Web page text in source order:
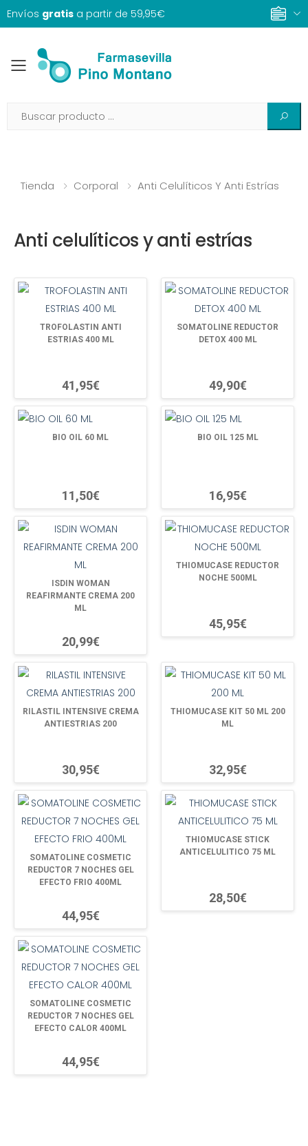
Envíos gratis a partir de 59,95€
Toggle mobile menu
Tienda Corporal Anti Celulíticos Y Anti Estrías
Anti celulíticos y anti estrías
TROFOLASTIN ANTI
ESTRIAS 400 ML
41,95€
SOMATOLINE REDUCTOR
DETOX 400 ML
49,90€
BIO OIL 60 ML
11,50€
BIO OIL 125 ML
16,95€
ISDIN WOMAN
REAFIRMANTE CREMA 200
ML
20,99€
THIOMUCASE REDUCTOR
NOCHE 500ML
45,95€
RILASTIL INTENSIVE CREMA
ANTIESTRIAS 200
30,95€
THIOMUCASE KIT 50 ML 200
ML
32,95€
SOMATOLINE COSMETIC
REDUCTOR 7 NOCHES GEL
EFECTO FRIO 400ML
44,95€
THIOMUCASE STICK
ANTICELULITICO 75 ML
28,50€
SOMATOLINE COSMETIC
REDUCTOR 7 NOCHES GEL
EFECTO CALOR 400ML
44,95€